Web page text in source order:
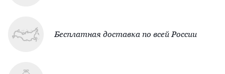
Бесплатная доставка по всей России